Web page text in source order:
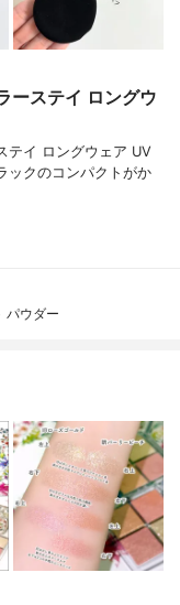
ーステイ ロングウ
テイ ロングウェア UV
ックのコンパクトがか
パウダー